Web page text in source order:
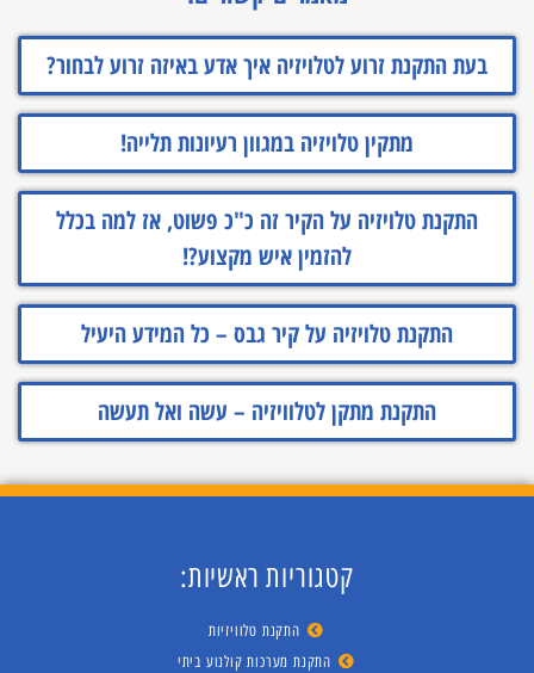
בעת התקנת זרוע לטלויזיה איך אדע באיזה זרוע לבחור?
מתקין טלויזיה במגוון רעיונות תלייה!
התקנת טלויזיה על הקיר זה כ"כ פשוט, אז למה בכלל
להזמין איש מקצוע?!
התקנת טלויזיה על קיר גבס – כל המידע היעיל
התקנת מתקן לטלוויזיה – עשה ואל תעשה
קטגוריות ראשיות:
התקנת טלוויזיות
התקנת מערכות קולנוע ביתי